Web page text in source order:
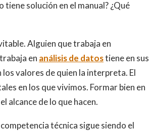
solución en el manual? ¿Qué
Alguien que trabaja en
en análisis de datostiene en sus
valores de quien la interpreta. El
en los que vivimos. Formar bien en
alcance de lo que hacen.
técnica sigue siendo el